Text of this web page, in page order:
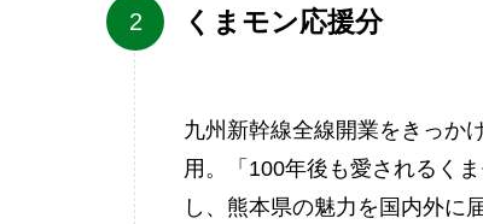
くまモン応援分
九州新幹線全線開業をきっか
用。「100年後も愛されるく
し、熊本県の魅力を国内外に